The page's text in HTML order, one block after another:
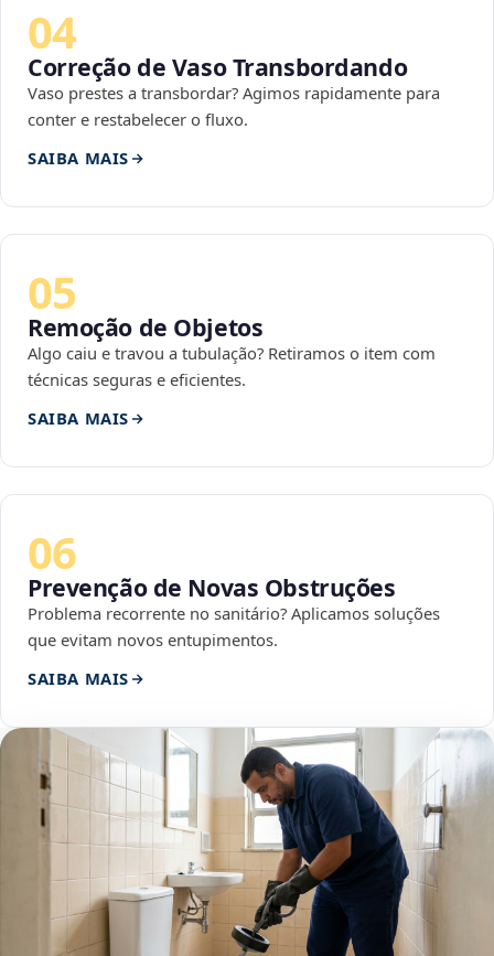
04
Correção de Vaso Transbordando
Vaso prestes a transbordar? Agimos rapidamente para
conter e restabelecer o fluxo.
SAIBA MAIS
05
Remoção de Objetos
Algo caiu e travou a tubulação? Retiramos o item com
técnicas seguras e eficientes.
SAIBA MAIS
06
Prevenção de Novas Obstruções
Problema recorrente no sanitário? Aplicamos soluções
que evitam novos entupimentos.
SAIBA MAIS